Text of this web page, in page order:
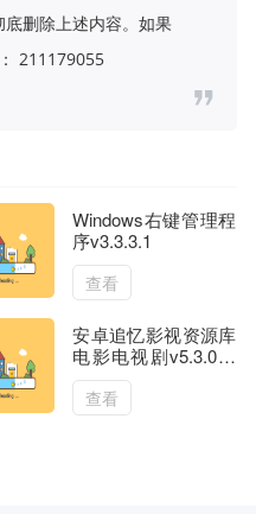
删除上述内容。如果
211179055
Windows右键管理程
序v3.3.3.1
查看
安卓追忆影视资源库
电影电视剧v5.3.0去
除广告版
查看